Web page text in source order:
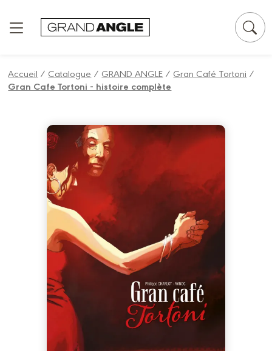
Accueil / Catalogue / GRAND ANGLE / Gran Café Tortoni /
Gran Cafe Tortoni - histoire complète